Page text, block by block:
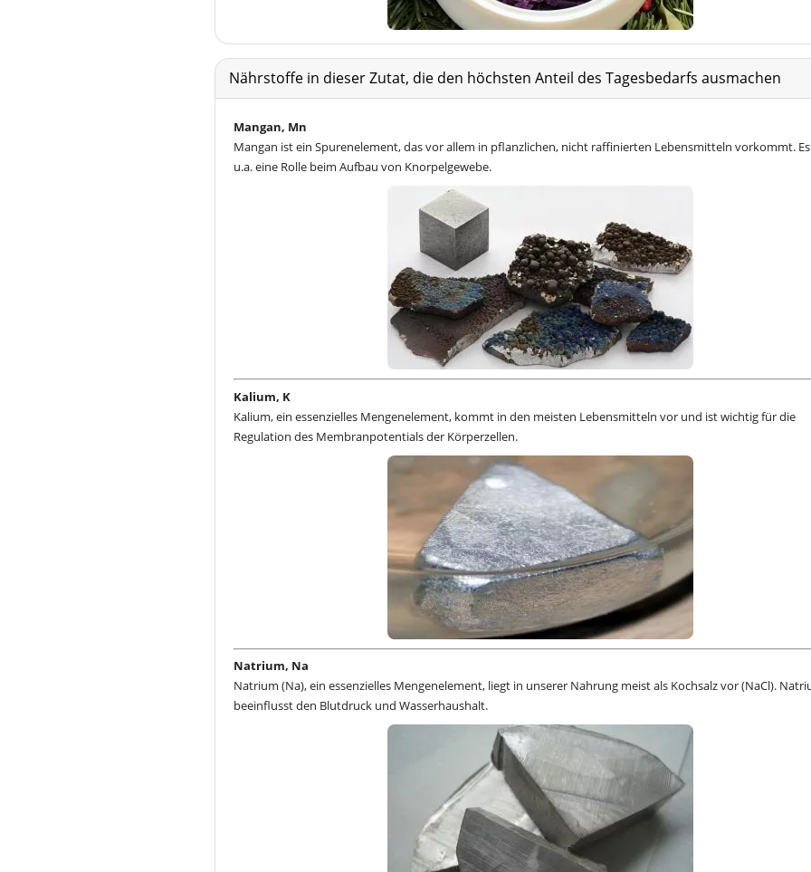
Nährstoffe in dieser Zutat, die den höchsten Anteil des Tagesbedarfs ausmachen
Mangan, Mn
Mangan ist ein Spurenelement, das vor allem in pflanzlichen, nicht raffinierten Lebensmitteln vorkommt.
u.a. eine Rolle beim Aufbau von Knorpelgewebe.
Kalium, K
Kalium, ein essenzielles Mengenelement, kommt in den meisten Lebensmitteln vor und ist wichtig für die
Regulation des Membranpotentials der Körperzellen.
Natrium, Na
Natrium (Na), ein essenzielles Mengenelement, liegt in unserer Nahrung meist als Kochsalz vor (NaCl).
beeinflusst den Blutdruck und Wasserhaushalt.